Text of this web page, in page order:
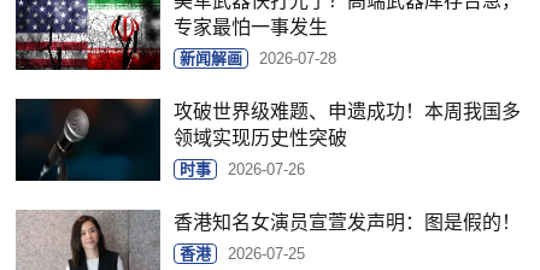
专家最怕一事发生
新闻解画 2026-07-28
攻破世界级难题、申遗成功！本周我国多
领域实现历史性突破
时事 2026-07-26
香港知名女演员宣萱发声明：图是假的！
香港 2026-07-25